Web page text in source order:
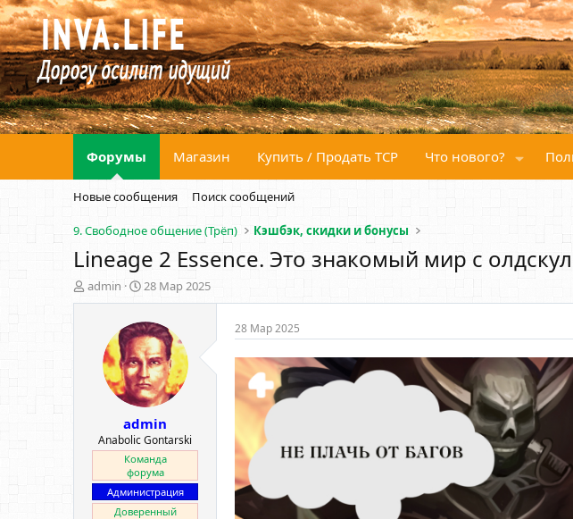
Форумы Магазин Купить / Продать ТСР Что нового?
Новые сообщения Поиск сообщений
9. Свободное общение (Трёп) Кэшбэк, скидки и бонусы
Lineage 2 Essence. Это знакомый мир с
А
в
admin
Д
а
а
н
а
ч
а
а
28 Мар 2025
admin
Anabolic Gontarski
Команда
форума
Администрация
Доверенный
28 Мар 2025